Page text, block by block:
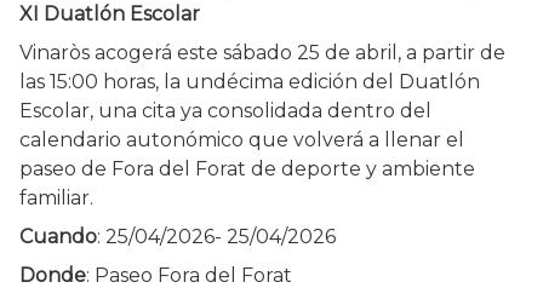
XI Duatlón Escolar
Vinaròs acogerá este sábado 25 de abril, a partir de
las 15:00 horas, la undécima edición del Duatlón
Escolar, una cita ya consolidada dentro del
calendario autonómico que volverá a llenar el
paseo de Fora del Forat de deporte y ambiente
familiar.
Cuando: 25/04/2026- 25/04/2026
Donde: Paseo Fora del Forat